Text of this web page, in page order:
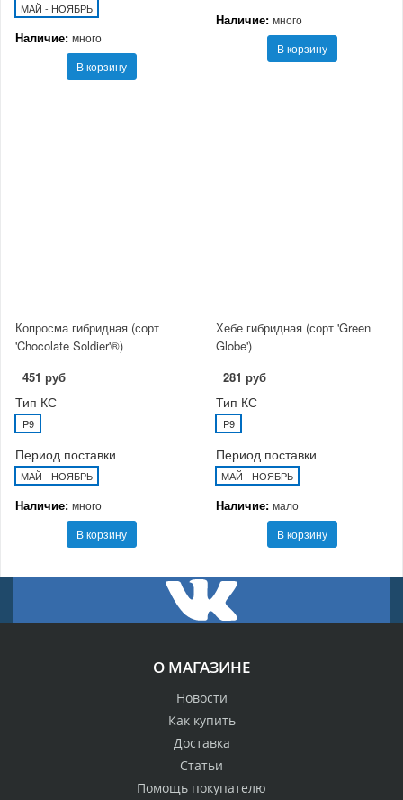
МАЙ - НОЯБРЬ
Наличие: много
В корзину
Наличие: много
В корзину
Копросма гибридная (сорт
'Chocolate Soldier'®)
451 руб
Тип КС
P9
Период поставки
МАЙ - НОЯБРЬ
Наличие: много
В корзину
Хебе гибридная (сорт 'Green
Globe')
281 руб
Тип КС
P9
Период поставки
МАЙ - НОЯБРЬ
Наличие: мало
В корзину
О МАГАЗИНЕ
Новости
Как купить
Доставка
Статьи
Помощь покупателю